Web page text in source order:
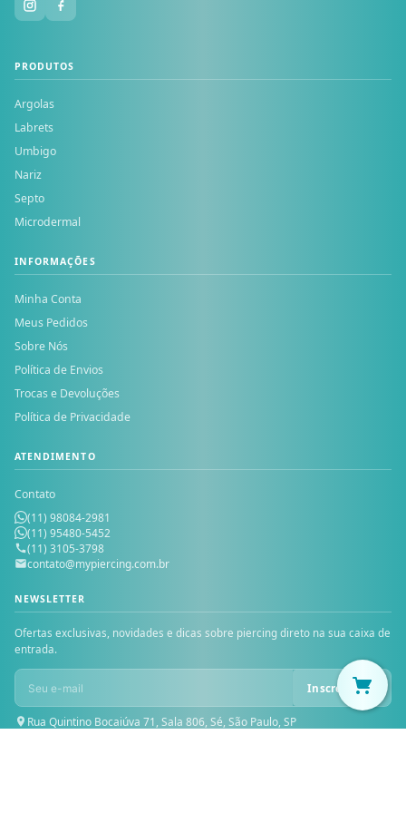
PRODUTOS
Argolas
Labrets
Umbigo
Nariz
Septo
Microdermal
INFORMAÇÕES
Minha Conta
Meus Pedidos
Sobre Nós
Política de Envios
Trocas e Devoluções
Política de Privacidade
ATENDIMENTO
Contato
(11) 98084-2981
(11) 95480-5452
(11) 3105-3798
contato@mypiercing.com.br
NEWSLETTER
Ofertas exclusivas, novidades e dicas sobre piercing direto na sua caixa de
entrada.
Inscrever-se
Rua Quintino Bocaiúva 71, Sala 806, Sé, São Paulo, SP